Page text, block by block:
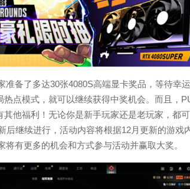
备了多达30张4080S高端显卡奖品，等待幸
点模式，就可以继续获得中奖机会。而且，
他福利！无论你是新手玩家还是老玩家，都
后继续进行，活动内容将根据12月更新的游戏
有更多的机会和方式参与活动并赢取大奖。